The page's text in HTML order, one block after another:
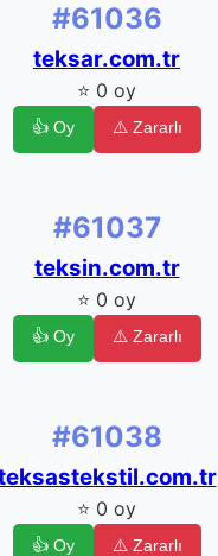
#61036
teksar.com.tr
⭐ 0 oy
👍 Oy ⚠️ Zararlı
#61037
teksin.com.tr
⭐ 0 oy
👍 Oy ⚠️ Zararlı
#61038
⭐ 0 oy
👍 Oy ⚠️ Zararlı